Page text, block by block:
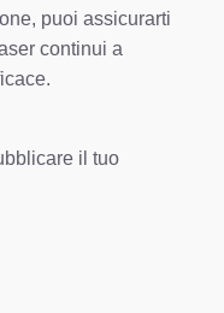
puoi assicurarti
continui a
il tuo